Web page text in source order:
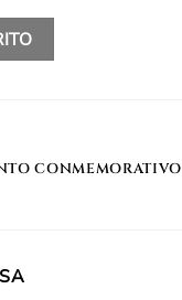
CONMEMORATIVO